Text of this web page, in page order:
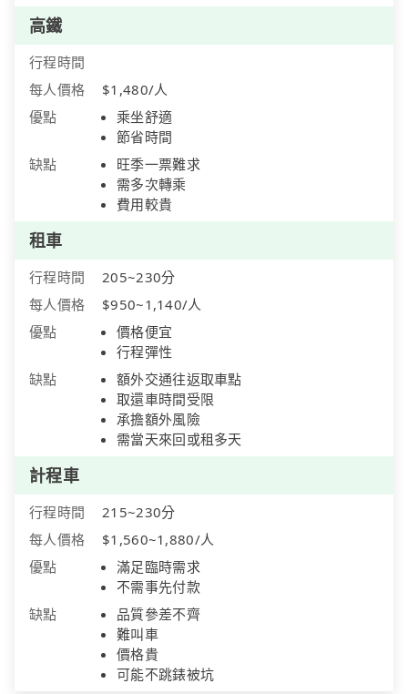
高鐵
行程時間
每人價格
$1,480/人
優點
乘坐舒適
節省時間
缺點
旺季一票難求
需多次轉乘
費用較貴
租車
行程時間
205~230分
每人價格
$950~1,140/人
優點
價格便宜
行程彈性
缺點
額外交通往返取車點
取還車時間受限
承擔額外風險
需當天來回或租多天
計程車
行程時間
215~230分
每人價格
$1,560~1,880/人
優點
滿足臨時需求
不需事先付款
缺點
品質參差不齊
難叫車
價格貴
可能不跳錶被坑